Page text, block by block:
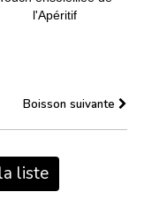
l'Apéritif
Boisson suivante
liste